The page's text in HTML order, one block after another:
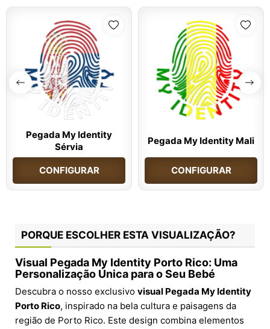
Pegada My Identity
Sérvia
CONFIGURAR
Pegada My Identity Mali
CONFIGURAR
PORQUE ESCOLHER ESTA VISUALIZAÇÃO?
Visual Pegada My Identity Porto Rico: Uma
Personalização Única para o Seu Bebé
Descubra o nosso exclusivo visual Pegada My Identity
Porto Rico, inspirado na bela cultura e paisagens da
região de Porto Rico. Este design combina elementos